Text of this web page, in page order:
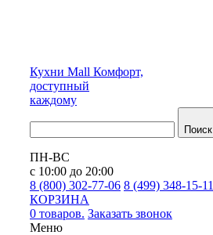
Кухни Mall Комфорт,
доступный
каждому
Поиск
ПН-ВС
с 10:00 до 20:00
8 (800) 302-77-06 8 (499) 348-15-11
КОРЗИНА
0 товаров. Заказать звонок
Меню